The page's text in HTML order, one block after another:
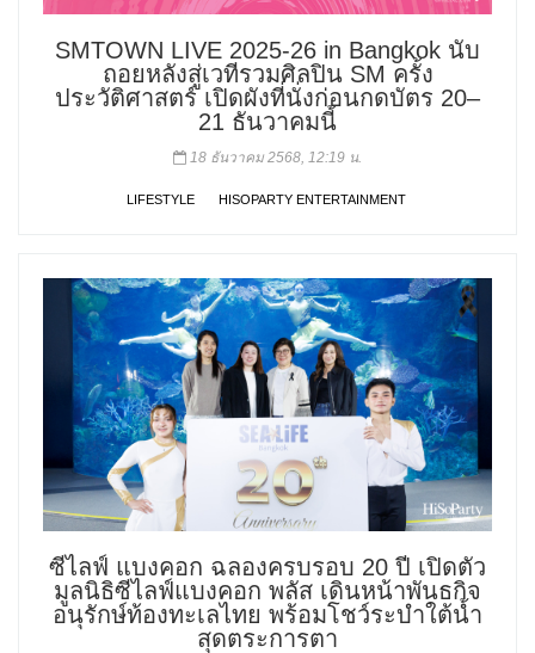
SMTOWN LIVE 2025-26 in Bangkok นับ
ถอยหลังสู่เวทีรวมศิลปิน SM ครั้ง
ประวัติศาสตร์ เปิดผังที่นั่งก่อนกดบัตร 20–
21 ธันวาคมนี้
18 ธันวาคม 2568, 12:19 น.
LIFESTYLE HISOPARTY ENTERTAINMENT
ซีไลฟ์ แบงคอก ฉลองครบรอบ 20 ปี เปิดตัว
มูลนิธิซีไลฟ์แบงคอก พลัส เดินหน้าพันธกิจ
อนุรักษ์ท้องทะเลไทย พร้อมโชว์ระบำใต้น้ำ
สุดตระการตา